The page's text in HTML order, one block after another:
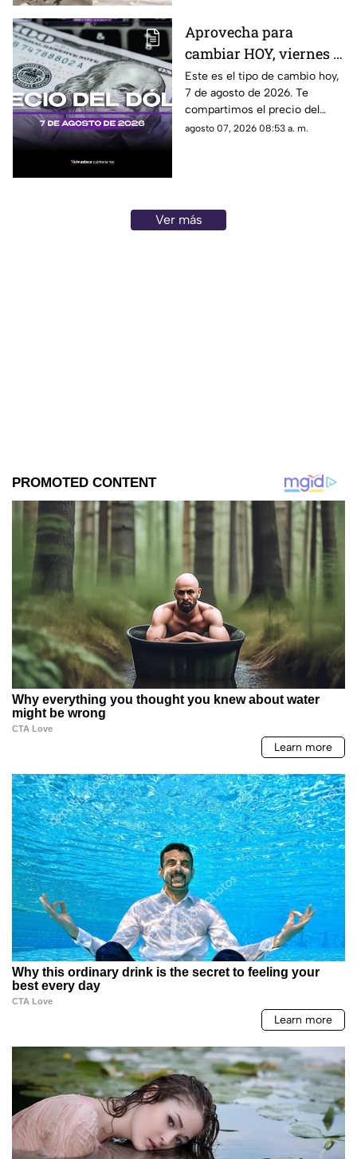
Aprovecha para
cambiar HOY, viernes 7
de agosto de 2026: Este
es el precio del dólar
estadounidense en
Cancún
Este es el tipo de cambio hoy,
7 de agosto de 2026. Te
compartimos el precio del
dólar hoy en Cancún, así como
agosto 07, 2026 08:53 a. m.
Ver más